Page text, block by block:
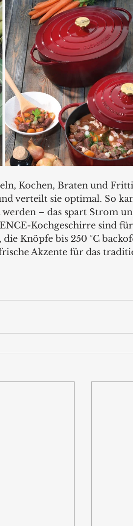
Kochen, Braten und
verteilt sie optimal. So
– das spart Strom
Kochgeschirre sind
Knöpfe bis 250 °C
Akzente für das